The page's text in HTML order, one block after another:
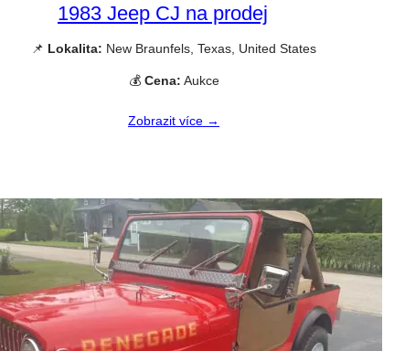
1983 Jeep CJ na prodej
📌 Lokalita: New Braunfels, Texas, United States
💰 Cena: Aukce
Zobrazit více →